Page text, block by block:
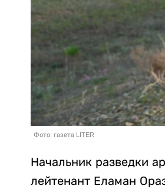
Фото: газета LITER
Начальник разведки
лейтенант Еламан